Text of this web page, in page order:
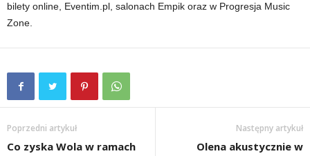
bilety online, Eventim.pl, salonach Empik oraz w Progresja Music
Zone.
Poprzedni artykuł
Co zyska Wola w ramach
Następny artykuł
Olena akustycznie w